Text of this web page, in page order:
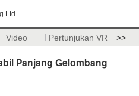
Ltd.
Video Pertunjukan VR >>
Panjang Gelombang